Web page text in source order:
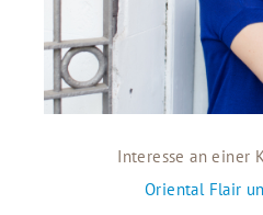
Interesse an einer
Oriental Flair